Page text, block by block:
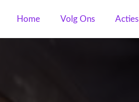
Home Volg Ons Acties